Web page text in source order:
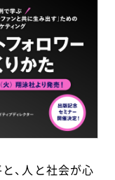
、人と社会が心